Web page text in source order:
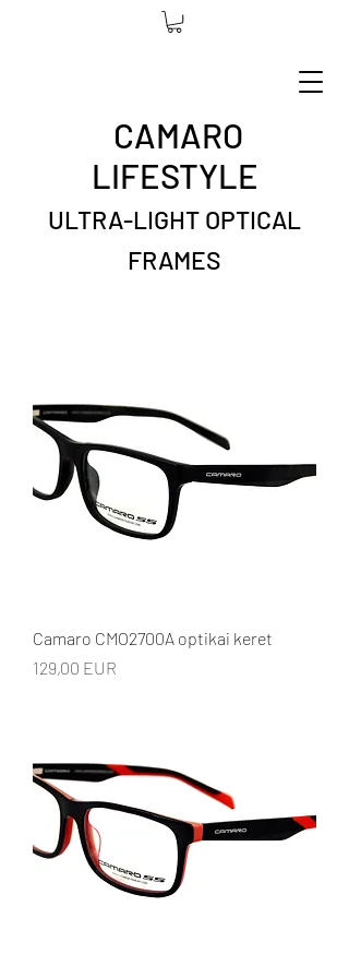
CAMARO
LIFESTYLE
ULTRA-LIGHT OPTICAL
FRAMES
Camaro CMO2700A optikai keret
Ár
129,00 EUR